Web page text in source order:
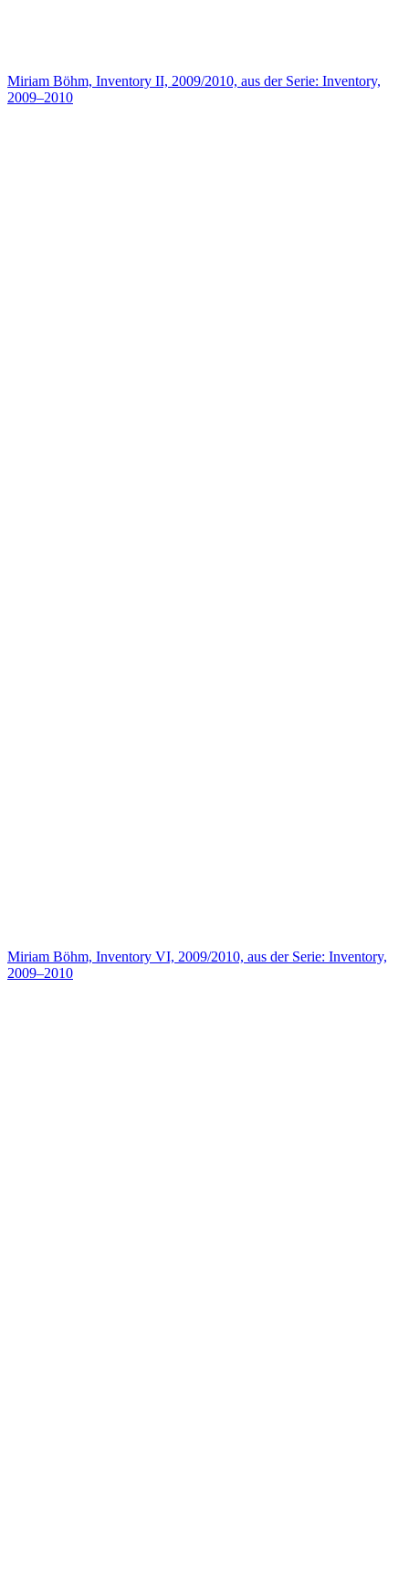
Miriam Böhm, Inventory II, 2009/2010, aus der Serie: Inventory,
2009–2010
Miriam Böhm, Inventory VI, 2009/2010, aus der Serie: Inventory,
2009–2010